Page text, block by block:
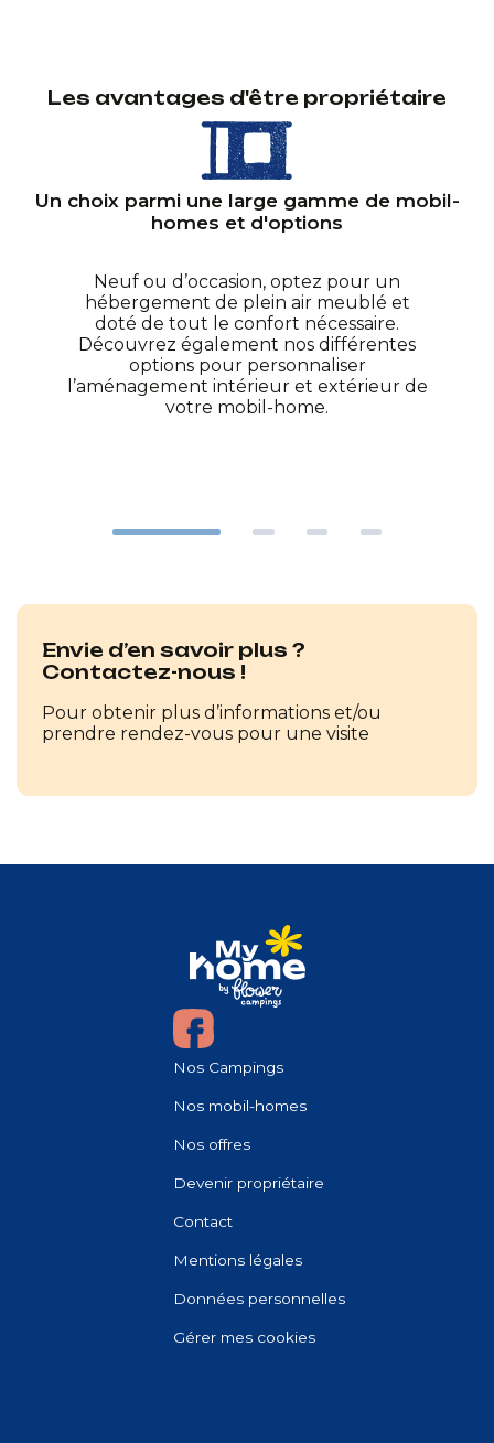
Les avantages d'être propriétaire
Un choix parmi une large gamme de mobil-
homes et d'options
Neuf ou d’occasion, optez pour un
hébergement de plein air meublé et
doté de tout le confort nécessaire.
Découvrez également nos différentes
options pour personnaliser
l’aménagement intérieur et extérieur de
votre mobil-home.
Envie d’en savoir plus ?
Contactez-nous !
Pour obtenir plus d’informations et/ou
prendre rendez-vous pour une visite
Nos Campings
Nos mobil-homes
Nos offres
Devenir propriétaire
Contact
Mentions légales
Données personnelles
Gérer mes cookies